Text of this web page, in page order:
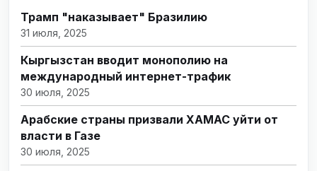
Трамп "наказывает" Бразилию
31 июля, 2025
Кыргызстан вводит монополию на
международный интернет-трафик
30 июля, 2025
Арабские страны призвали ХАМАС уйти от
власти в Газе
30 июля, 2025